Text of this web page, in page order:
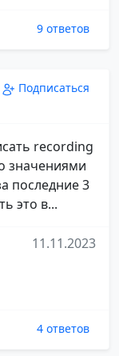
9 ответов
Подписаться
recording
значениями
последние 3
это в...
11.11.2023
4 ответов